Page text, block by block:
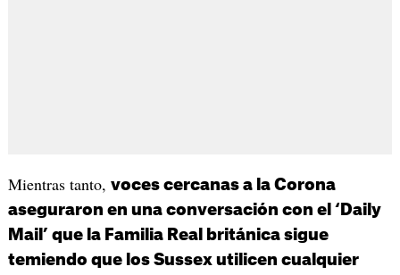
Mientras tanto, voces cercanas a la Corona
aseguraron en una conversación con el ‘Daily
Mail’ que la Familia Real británica sigue
temiendo que los Sussex utilicen cualquier